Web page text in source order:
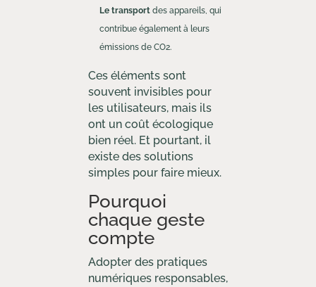
Le transportdes appareils, qui
contribue également à leurs
émissions de CO2.
Ces éléments sont
souvent invisibles pour
les utilisateurs, mais ils
ont un coût écologique
bien réel. Et pourtant, il
existe des solutions
simples pour faire mieux.
Pourquoi
chaque geste
compte
Adopter des pratiques
numériques responsables,